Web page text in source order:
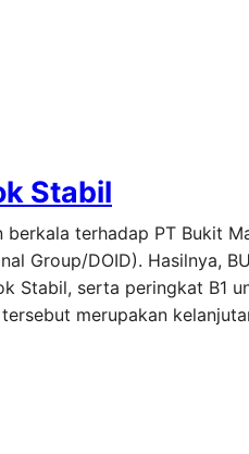
Stabil
berkala terhadap PT Bukit
Group/DOID). Hasilnya,
Stabil, serta peringkat B1
merupakan